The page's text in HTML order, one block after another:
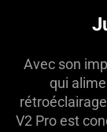
Avec son
qui
V2 Pro est